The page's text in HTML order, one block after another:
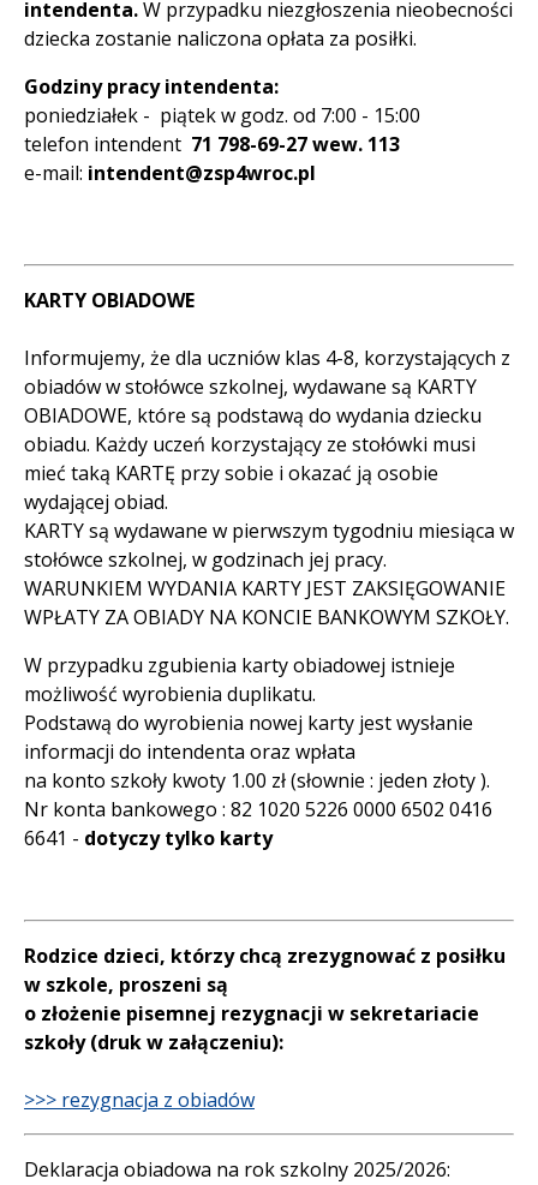
intendenta.W przypadku niezgłoszenia nieobecności
dziecka zostanie naliczona opłata za posiłki.
Godziny pracy intendenta:
poniedziałek - piątek w godz. od 7:00 - 15:00
telefon intendent 71 798-69-27 wew. 113
e-mail: intendent@zsp4wroc.pl
KARTY OBIADOWE
Informujemy, że dla uczniów klas 4-8, korzystających z
obiadów w stołówce szkolnej, wydawane są KARTY
OBIADOWE, które są podstawą do wydania dziecku
obiadu. Każdy uczeń korzystający ze stołówki musi
mieć taką KARTĘ przy sobie i okazać ją osobie
wydającej obiad.
KARTY są wydawane w pierwszym tygodniu miesiąca w
stołówce szkolnej, w godzinach jej pracy.
WARUNKIEM WYDANIA KARTY JEST ZAKSIĘGOWANIE
WPŁATY ZA OBIADY NA KONCIE BANKOWYM SZKOŁY.
W przypadku zgubienia karty obiadowej istnieje
możliwość wyrobienia duplikatu.
Podstawą do wyrobienia nowej karty jest wysłanie
informacji do intendenta oraz wpłata
na konto szkoły kwoty 1.00 zł (słownie : jeden złoty ).
Nr konta bankowego : 82 1020 5226 0000 6502 0416
6641 - dotyczy tylko karty
Rodzice dzieci, którzy chcą zrezygnować z posiłku
w szkole, proszeni są
o złożenie pisemnej rezygnacji w sekretariacie
szkoły (druk w załączeniu):
>>> rezygnacja z obiadów
Deklaracja obiadowa na rok szkolny 2025/2026: